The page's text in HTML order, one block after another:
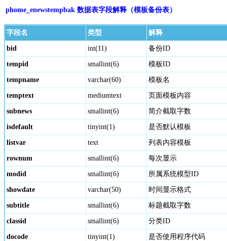
phome_enewstempbak 数据表字段解释（模板备份表）
字段名 类型 解释
bid int(11) 备份ID
tempid smallint(6) 模板ID
tempname varchar(60) 模板名
temptext mediumtext 页面模板内容
subnews smallint(6) 简介截取字数
isdefault tinyint(1) 是否默认模板
listvar text 列表内容模板
rownum smallint(6) 每次显示
modid smallint(6) 所属系统模型ID
showdate varchar(50) 时间显示格式
subtitle smallint(6) 标题截取字数
classid smallint(6) 分类ID
docode tinyint(1) 是否使用程序代码